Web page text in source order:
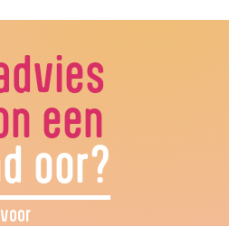
een
oor?